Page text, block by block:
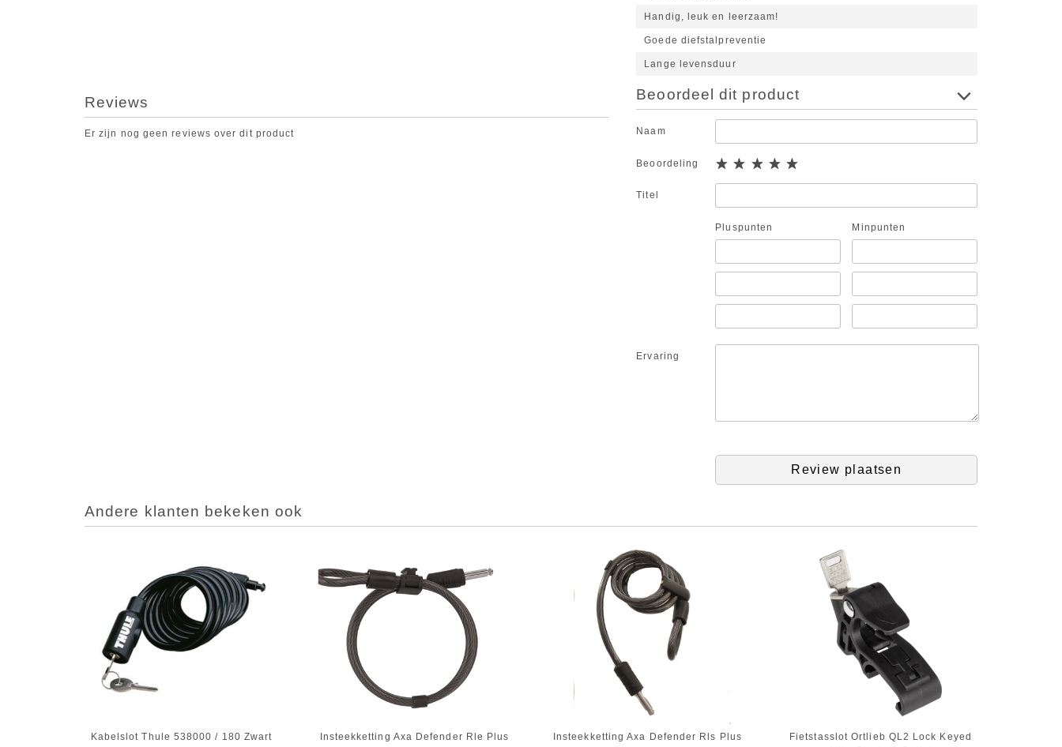
Handig, leuk en leerzaam!
Goede diefstalpreventie
Lange levensduur
Reviews
Er zijn nog geen reviews over dit product
Beoordeel dit product
Naam
Beoordeling
Titel
Pluspunten Minpunten
Ervaring
Review plaatsen
Andere klanten bekeken ook
Kabelslot Thule 538000 / 180 Zwart Insteekketting Axa Defender Rle Plus Insteekketting Axa Defender Rls Plus
Fietstasslot Ortlieb QL2 Lock Keyed